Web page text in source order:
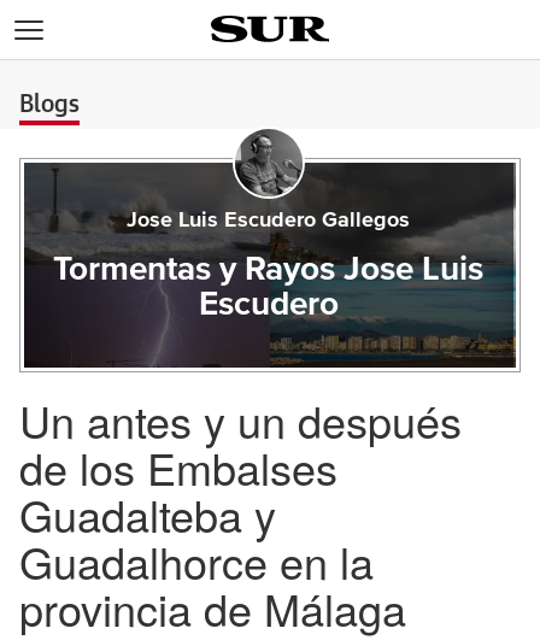
Blogs
Jose Luis Escudero Gallegos
Tormentas y Rayos Jose Luis
Escudero
Un antes y un después
de los Embalses
Guadalteba y
Guadalhorce en la
provincia de Málaga